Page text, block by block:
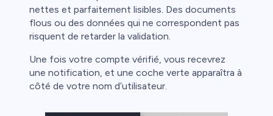
nettes et parfaitement lisibles. Des documents
flous ou des données qui ne correspondent pas
risquent de retarder la validation.
Une fois votre compte vérifié, vous recevrez
une notification, et une coche verte apparaîtra à
côté de votre nom d’utilisateur.